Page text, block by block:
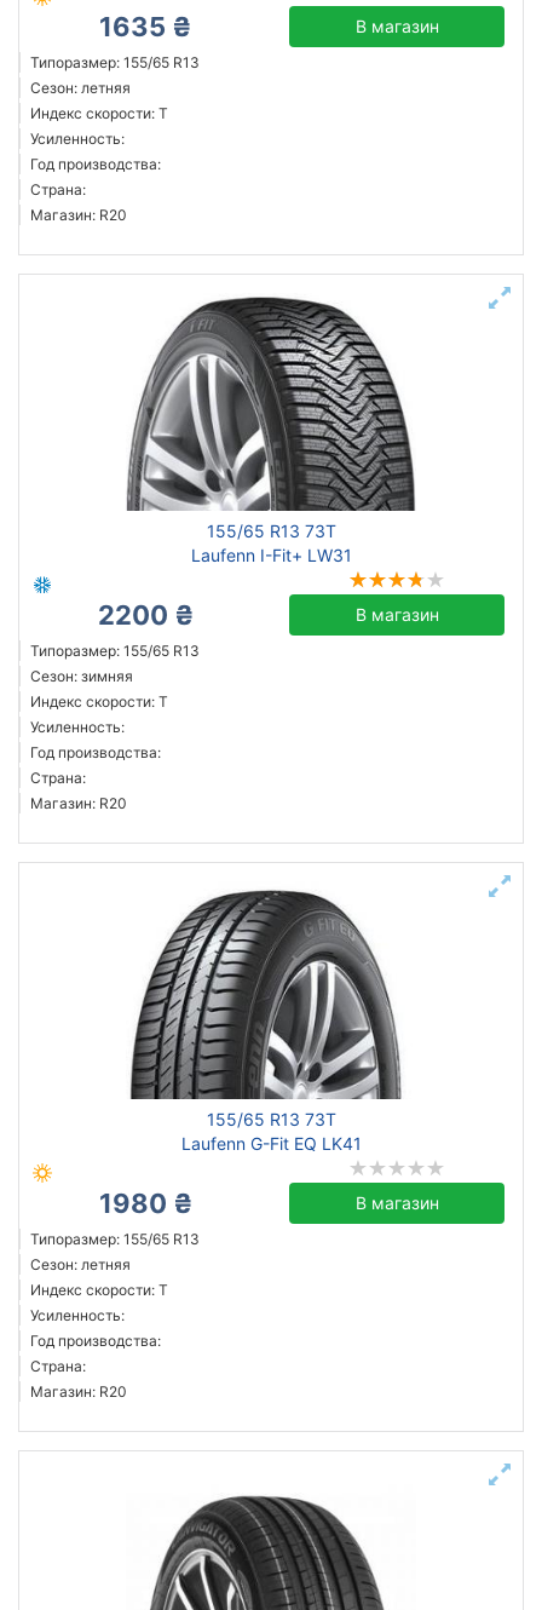
1635 ₴ В магазин
Типоразмер: 155/65 R13
Сезон: летняя
Индекс скорости: T
Усиленность:
Год производства:
Страна:
Магазин: R20
155/65 R13 73T
Laufenn I-Fit+ LW31
2200 ₴ В магазин
Типоразмер: 155/65 R13
Сезон: зимняя
Индекс скорости: T
Усиленность:
Год производства:
Страна:
Магазин: R20
155/65 R13 73T
Laufenn G-Fit EQ LK41
1980 ₴ В магазин
Типоразмер: 155/65 R13
Сезон: летняя
Индекс скорости: T
Усиленность:
Год производства:
Страна:
Магазин: R20